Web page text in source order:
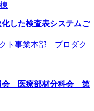
した検査表システムご
ト事業本部 プロダク
会 医療部材分科会 第